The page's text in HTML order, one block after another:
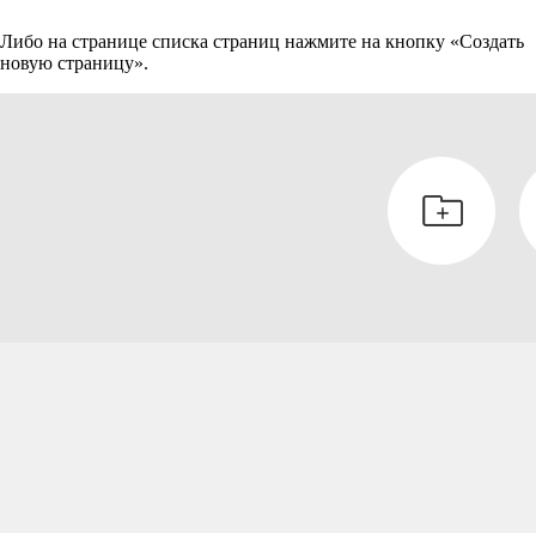
Либо на странице списка страниц нажмите на кнопку «Создать
новую страницу».